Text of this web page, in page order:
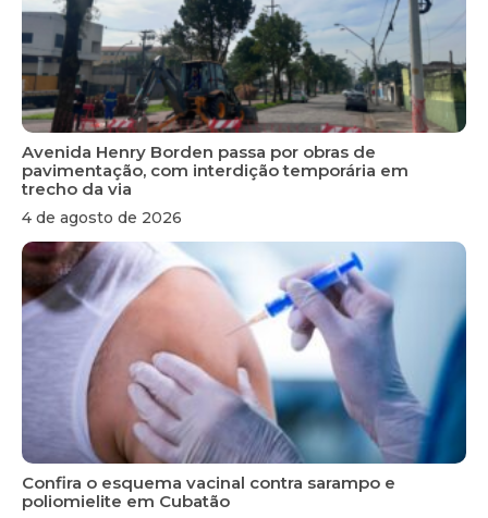
Avenida Henry Borden passa por obras de
pavimentação, com interdição temporária em
trecho da via
4 de agosto de 2026
Confira o esquema vacinal contra sarampo e
poliomielite em Cubatão